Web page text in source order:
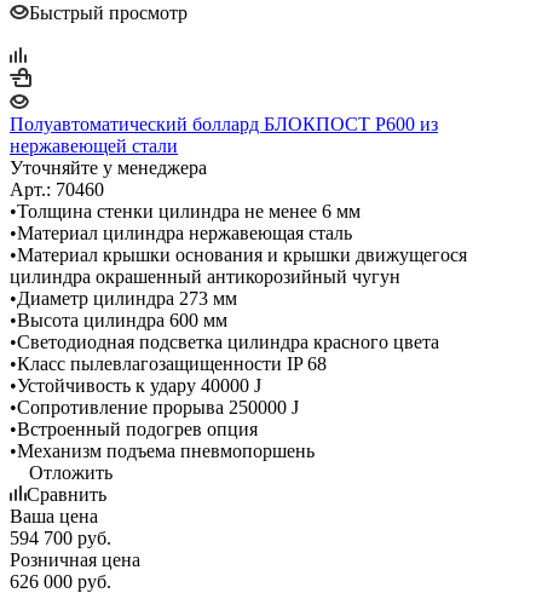
Быстрый просмотр
Полуавтоматический боллард БЛОКПОСТ P600 из
нержавеющей стали
Уточняйте у менеджера
Арт.: 70460
•Толщина стенки цилиндра не менее 6 мм
•Материал цилиндра нержавеющая сталь
•Материал крышки основания и крышки движущегося
цилиндра окрашенный антикорозийный чугун
•Диаметр цилиндра 273 мм
•Высота цилиндра 600 мм
•Светодиодная подсветка цилиндра красного цвета
•Класс пылевлагозащищенности IP 68
•Устойчивость к удару 40000 J
•Сопротивление прорыва 250000 J
•Встроенный подогрев опция
•Механизм подъема пневмопоршень
Отложить
Сравнить
Ваша цена
594 700 руб.
Розничная цена
626 000 руб.